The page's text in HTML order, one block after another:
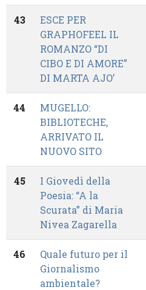
43
ESCE PER
GRAPHOFEEL IL
ROMANZO “DI
CIBO E DI AMORE”
DI MARTA AJO’
44
MUGELLO:
BIBLIOTECHE,
ARRIVATO IL
NUOVO SITO
45
I Giovedì della
Poesia: “A la
Scurata” di Maria
Nivea Zagarella
46
Quale futuro per il
Giornalismo
ambientale?